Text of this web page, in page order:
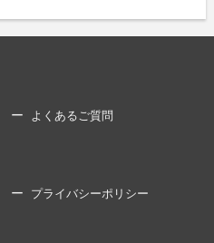
よくあるご質問
プライバシーポリシー